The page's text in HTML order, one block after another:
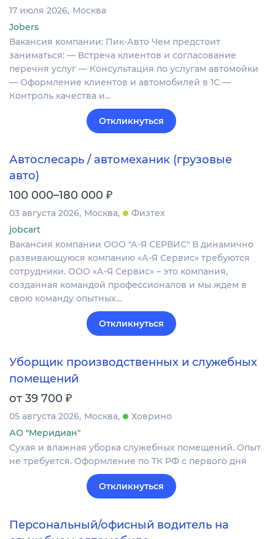
17 июля 2026 Москва
Jobers
Вакансия компании: Пик-Авто Чем предстоит
заниматься: — Встреча клиентов и согласование
перечня услуг — Консультация по услугам автомойки
— Оформление клиентов и автомобилей в 1С —
Контроль качества и…
Откликнуться
Автослесарь / автомеханик (грузовые
авто)
100 000–180 000 ₽
03 августа 2026 Москва
Физтех
jobcart
Вакансия компании ООО "А-Я СЕРВИС" В динамично
развивающуюся компанию «А-Я Сервис» требуются
сотрудники. ООО «А-Я Сервис» – это компания,
созданная командой профессионалов и мы ждем в
свою команду опытных…
Откликнуться
Уборщик производственных и служебных
помещений
от 39 700 ₽
05 августа 2026 Москва
Ховрино
АО "Меридиан"
Сухая и влажная уборка служебных помещений. Опыт
не требуется. Оформление по ТК РФ с первого дня
Откликнуться
Персональный/офисный водитель на